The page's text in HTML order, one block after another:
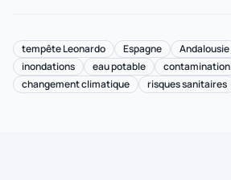
tempête Leonardo Espagne Andalousie
inondations
eau potable contamination
changement climatique
risques sanitaires